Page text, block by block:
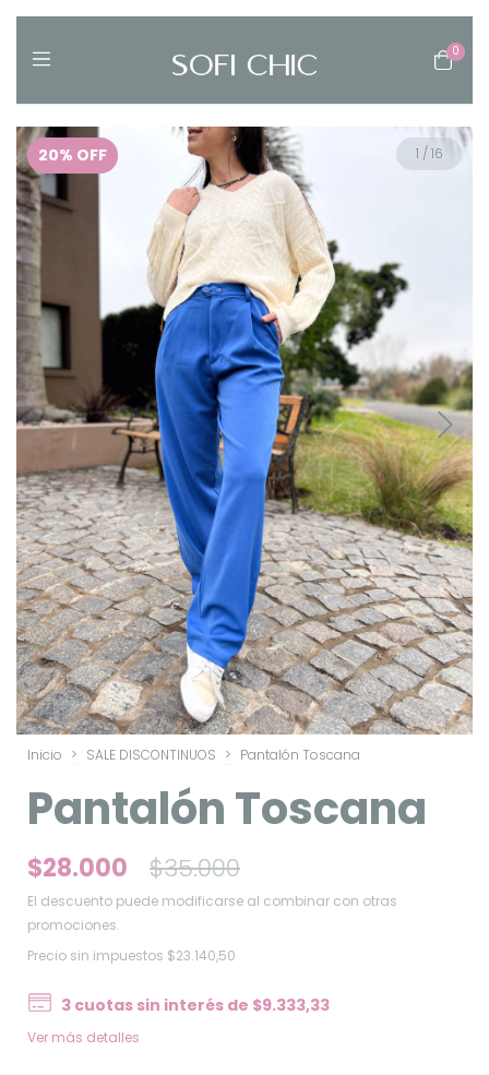
0
20% OFF 1 /16
Inicio > SALE DISCONTINUOS > Pantalón Toscana
Pantalón Toscana
$28.000 $35.000
El descuento puede modificarse al combinar con otras
promociones.
Precio sin impuestos $23.140,50
3 cuotas sin interés de $9.333,33
Ver más detalles